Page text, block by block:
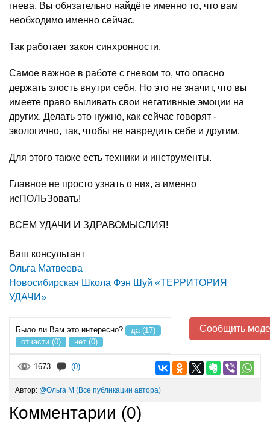
гнева. Вы обязательно найдёте именно то, что вам
необходимо именно сейчас.
Так работает закон синхронности.
Самое важное в работе с гневом то, что опасно
держать злость внутри себя. Но это не значит, что вы
имеете право выливать свои негативные эмоции на
других. Делать это нужно, как сейчас говорят -
экологично, так, чтобы не навредить себе и другим.
Для этого также есть техники и инструменты.
Главное не просто узнать о них, а именно
исПОЛЬЗовать!
ВСЕМ УДАЧИ И ЗДРАВОМЫСЛИЯ!
Ваш консультант
Ольга Матвеева
Новосибирская Школа Фэн Шуй «ТЕРРИТОРИЯ
УДАЧИ»
Было ли Вам это интересно?
да (17)
отчасти (0)
нет (0)
Сообщить
1673 (0)
Автор: @Ольга М (Все публикации автора)
Комментарии (0)